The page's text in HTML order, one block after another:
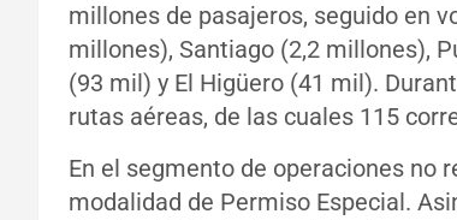
millones de pasajeros, seguido en
millones), Santiago (2,2 millones),
(93 mil) y El Higüero (41 mil).
rutas aéreas, de las cuales 115
En el segmento de operaciones no
modalidad de Permiso Especial.